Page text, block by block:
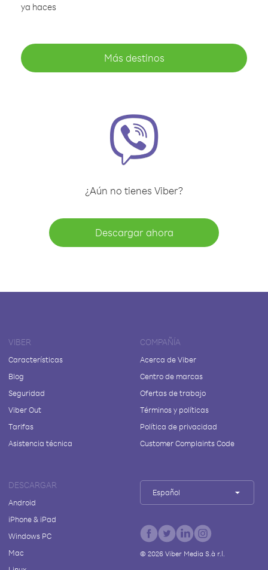
ya haces
Más destinos
¿Aún no tienes Viber?
Descargar ahora
VIBER
Características
Blog
Seguridad
Viber Out
Tarifas
Asistencia técnica
COMPAÑÍA
Acerca de Viber
Centro de marcas
Ofertas de trabajo
Términos y políticas
Política de privacidad
Customer Complaints Code
DESCARGAR
Android
iPhone & iPad
Windows PC
Mac
Español
© 2026Viber Media S.à r.l.